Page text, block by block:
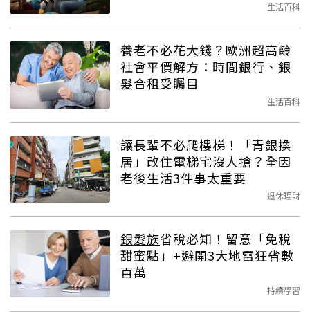
生活百科
養老不必花大錢？歐洲超高齡
社會平價解方：時間銀行、銀
髮合租受矚目
生活百科
讓長輩不必爬樓梯！「青銀換
居」改住電梯宅沒人搶？全因
老後生活3件事太重要
退休理財
銀髮族省稅必知！留意「免稅
甜蜜點」+避開3大地雷狂省數
百萬
持續學習